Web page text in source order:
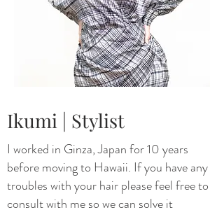
Ikumi | Stylist
I worked in Ginza, Japan for 10 years
before moving to Hawaii. If you have any
troubles with your hair please feel free to
consult with me so we can solve it